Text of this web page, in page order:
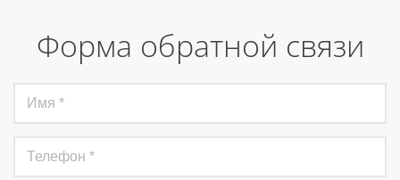
Форма обратной связи